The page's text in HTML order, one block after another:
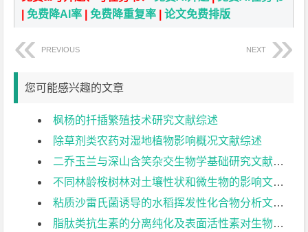
|免费降AI率 |免费降重复率 |论文免费排版
PREVIOUS NEXT
您可能感兴趣的文章
枫杨的扦插繁殖技术研究文献综述
除草剂类农药对湿地植物影响概况文献综述
二乔玉兰与深山含笑杂交生物学基础研究文献综述
不同林龄桉树林对土壤性状和微生物的影响文献综述
粘质沙雷氏菌诱导的水稻挥发性化合物分析文献综述
脂肽类抗生素的分离纯化及表面活性素对生物膜形成的影响文献综述